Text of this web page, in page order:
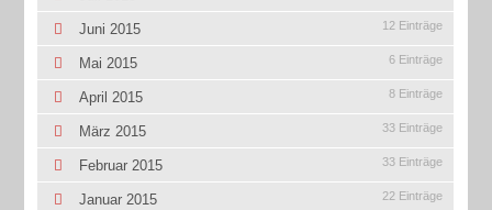
Juni 2015 12 Einträge
Mai 2015 6 Einträge
April 2015 8 Einträge
März 2015 33 Einträge
Februar 2015 33 Einträge
Januar 2015 22 Einträge